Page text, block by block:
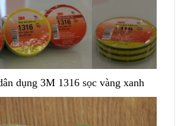
dụng 3M 1316 sọc vàng xanh